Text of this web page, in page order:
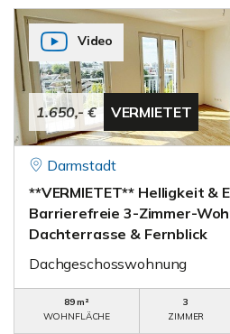
1.650,- € VERMIETET
Video
Darmstadt
**VERMIETET** Helligkeit &
Barrierefreie 3-Zimmer-
Dachterrasse & Fernblick
Dachgeschosswohnung
89 m²
WOHNFLÄCHE
3
ZIMMER